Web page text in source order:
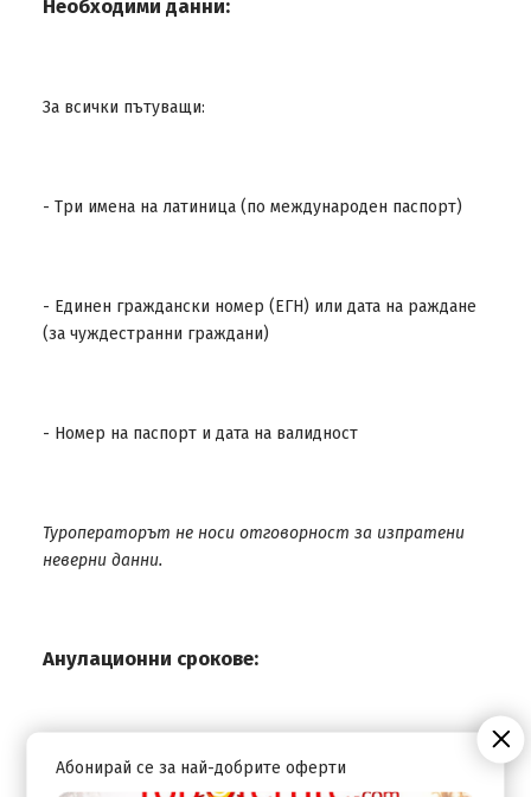
Необходими данни:
За всички пътуващи:
- Три имена на латиница (по международен паспорт)
- Единен граждански номер (ЕГН) или дата на раждане
(за чуждестранни граждани)
- Номер на паспорт и дата на валидност
Туроператорът не носи отговорност за изпратени
неверни данни.
Анулационни срокове:
Анулация 59 – 31 дни преди пътуването: Неустойка в
размер на депозита (минимум 30% от цената на
Абонирай се за най-добрите оферти